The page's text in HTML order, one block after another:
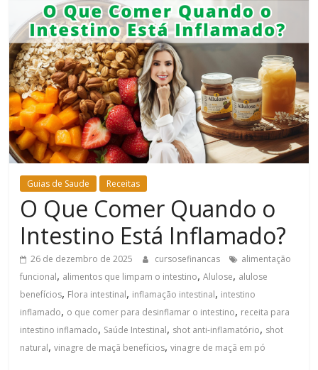
Estar
Guias de Saude Receitas
O Que Comer Quando o
Intestino Está Inflamado?
26 de dezembro de 2025 cursosefinancas
alimentação
funcional, alimentos que limpam o intestino,Alulose, alulose
benefícios, Flora intestinal, inflamação intestinal, intestino
inflamado, o que comer para desinflamar o intestino, receita para
intestino inflamado, Saúde Intestinal, shot anti-inflamatório, shot
natural,vinagre de maçã benefícios,vinagre de maçã em pó